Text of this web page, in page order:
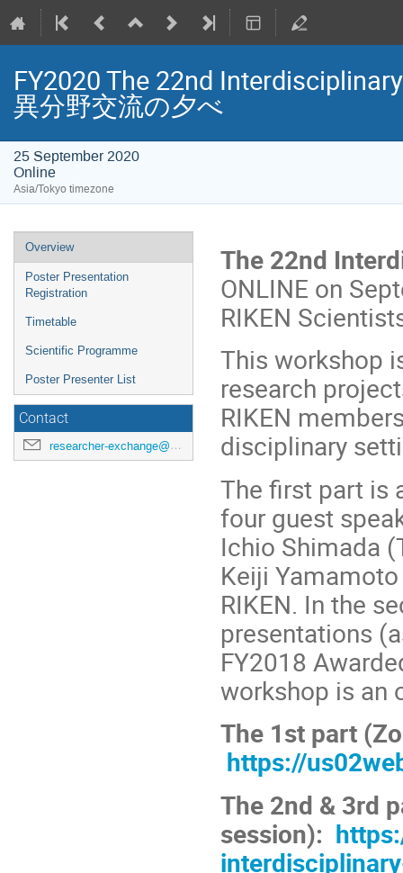
FY2020 The 22nd
異分野交流の夕べ
25 September 2020
Online
Asia/Tokyo timezone
Event
menu
Overview
Poster Presentation
Registration
Timetable
Scientific Programme
Poster Presenter List
Contact
researcher-exchange@ml.riken.jp
The 22nd
ONLINE on
RIKEN
This workshop
research
RIKEN
disciplinary
The first part is
four guest
Ichio Shimada
Keiji
RIKEN. In the
presentations
FY2018
workshop is an
The 1st part
https://
The 2nd & 3rd
session):